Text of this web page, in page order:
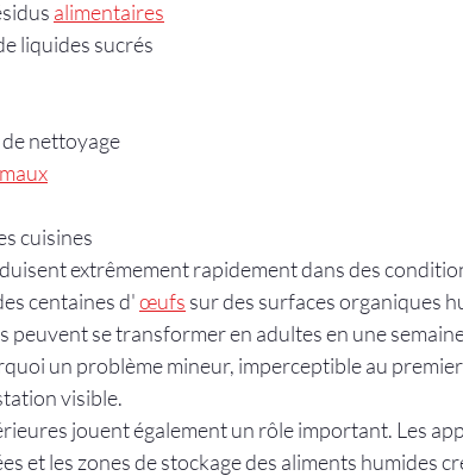
alimentaires
liquides sucrés
nettoyage
cuisines
extrêmement rapidement dans des
centaines d' œufs sur des surfaces organiques
peuvent se transformer en adultes en une
un problème mineur, imperceptible au
visible.
jouent également un rôle important. Les
et les zones de stockage des aliments humides